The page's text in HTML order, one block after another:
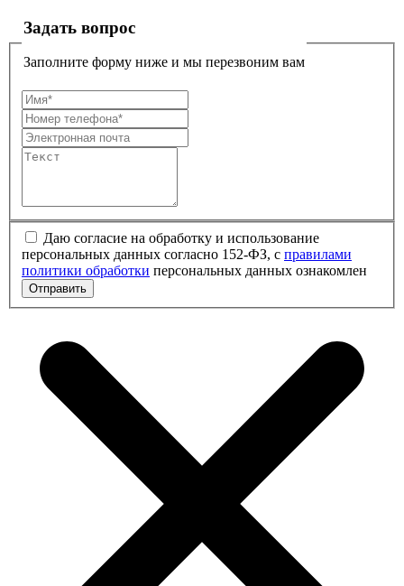
Задать вопрос
Заполните форму ниже и мы перезвоним вам
Даю согласие на обработку и использование
персональных данных согласно 152-ФЗ, с правилами
политики обработки персональных данных ознакомлен
Отправить